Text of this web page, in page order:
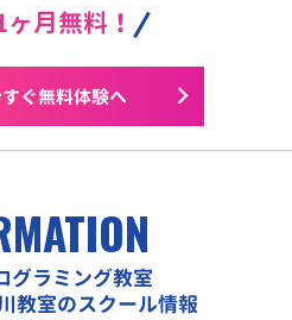
ヶ月無料！
ぐ無料体験へ
グラミング教室
教室のスクール情報